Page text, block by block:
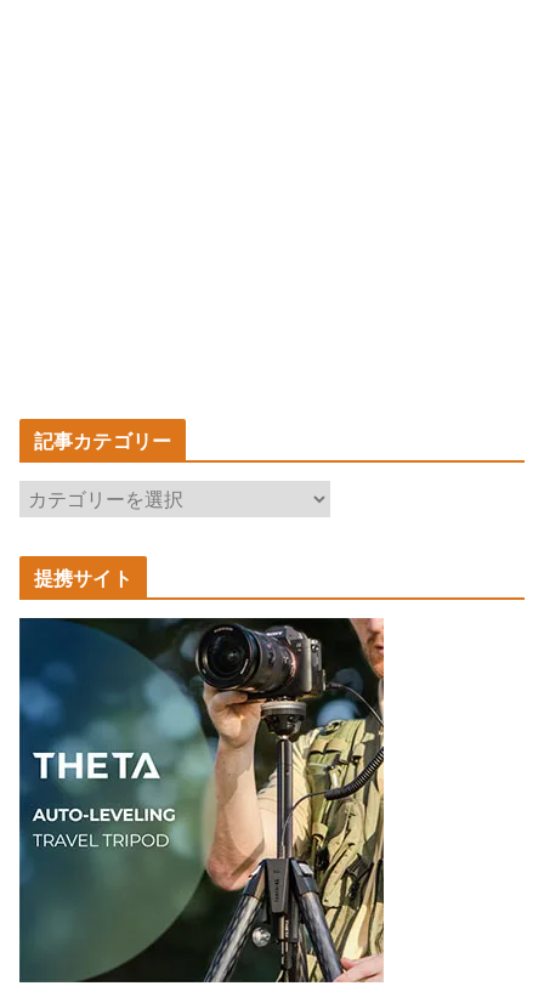
記事カテゴリー
記
事
カ
テ
ゴ
ー
提携サイト